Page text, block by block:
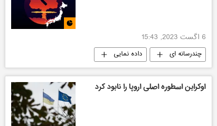
6 اگست 2023, 15:43
چندرسانه ای داده نمایی
اوکراین اسطوره اصلی اروپا را نابود کرد